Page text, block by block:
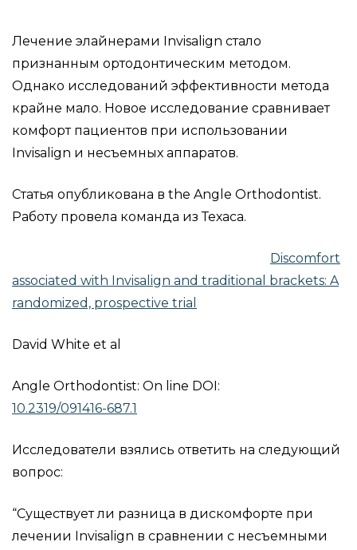
Лечение элайнерами Invisalign стало
признанным ортодонтическим методом.
Однако исследований эффективности метода
крайне мало. Новое исследование сравнивает
комфорт пациентов при использовании
Invisalign и несъемных аппаратов.
Статья опубликована в the Angle Orthodontist.
Работу провела команда из Техаса.
Discomfort
associated with Invisalign and traditional brackets: A
randomized, prospective trial
David White et al
Angle Orthodontist: On line DOI:
10.2319/091416-687.1
Исследователи взялись ответить на следующий
вопрос:
“Существует ли разница в дискомфорте при
лечении Invisalign в сравнении с несъемными